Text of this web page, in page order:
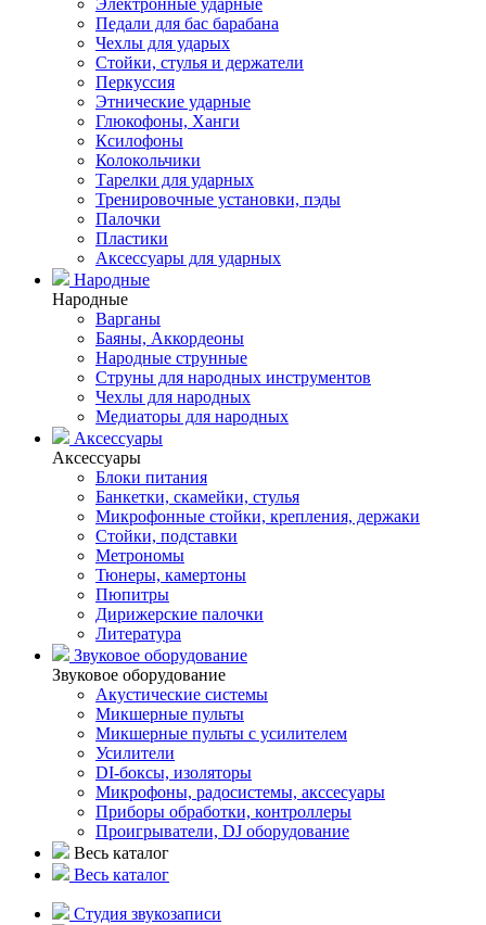
Электронные ударные
Педали для бас барабана
Чехлы для ударых
Стойки, стулья и держатели
Перкуссия
Этнические ударные
Глюкофоны, Ханги
Ксилофоны
Колокольчики
Тарелки для ударных
Тренировочные установки, пэды
Палочки
Пластики
Аксессуары для ударных
Народные
Народные
Варганы
Баяны, Аккордеоны
Народные струнные
Струны для народных инструментов
Чехлы для народных
Медиаторы для народных
Аксессуары
Аксессуары
Блоки питания
Банкетки, скамейки, стулья
Микрофонные стойки, крепления, держаки
Стойки, подставки
Метрономы
Тюнеры, камертоны
Пюпитры
Дирижерские палочки
Литература
Звуковое оборудование
Звуковое оборудование
Акустические системы
Микшерные пульты
Микшерные пульты с усилителем
Усилители
DI-боксы, изоляторы
Микрофоны, радосистемы, акссесуары
Приборы обработки, контроллеры
Проигрыватели, DJ оборудование
Весь каталог
Весь каталог
Студия звукозаписи